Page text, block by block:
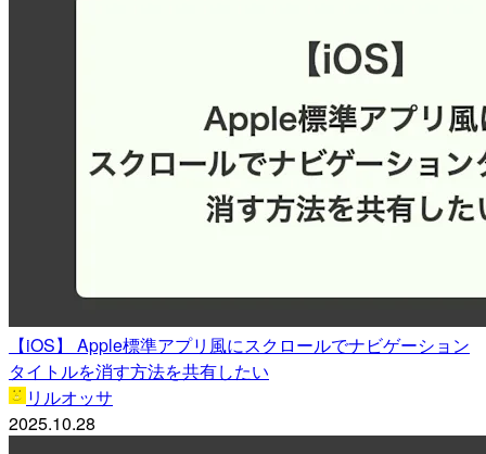
【iOS】 Apple標準アプリ風にスクロールでナビゲーション
タイトルを消す方法を共有したい
リルオッサ
2025.10.28